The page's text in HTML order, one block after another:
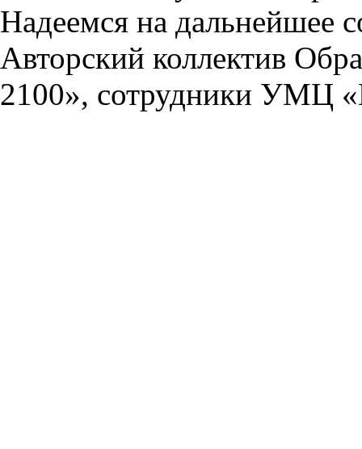
Надеемся на дальнейшее
Авторский коллектив
2100», сотрудники УМЦ